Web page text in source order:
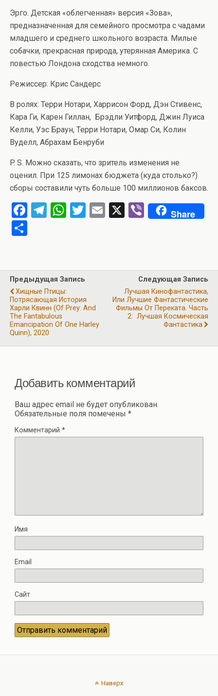
Эрго. Детская «облегченная» версия «Зова»,
предназначенная для семейного просмотра с чадами
младшего и среднего школьного возраста. Милые
собачки, прекрасная природа, утерянная Америка. С
повестью Лондона сходства немного.
Режиссер: Крис Сандерс
В ролях: Терри Нотари, Харрисон Форд, Дэн Стивенс,
Кара Ги, Карен Гиллан, Брэдли Уитфорд, Джин Луиса
Келли, Уэс Браун, Терри Нотари, Омар Си, Колин
Вуделл, Абрахам Бенруби
P. S. Можно сказать, что зритель изменения не
оценил. При 125 лимонах бюджета (куда столько?)
сборы составили чуть больше 100 миллионов баксов.
F
o
o
k
T
a
m
W
A
p
p
T
E
X
Vi
Share
р
а
в
и
ть
Предыдущая Запись
Хищные Птицы:
Потрясающая История
Харли Квинн (of Prey: And
The Fantabulous
Emancipation Of One Harley
Quinn), 2020
Следующая Запись
Лучшая Кинофантастика,
Или Лучшие Фантастические
Фильмы От Переката. Часть
2: Лучшая Космическая
Фантастика
Добавить комментарий
Ваш адрес email не будет опубликован.
Обязательные поля помечены *
Комментарий *
Имя
Email
Сайт
Наверх